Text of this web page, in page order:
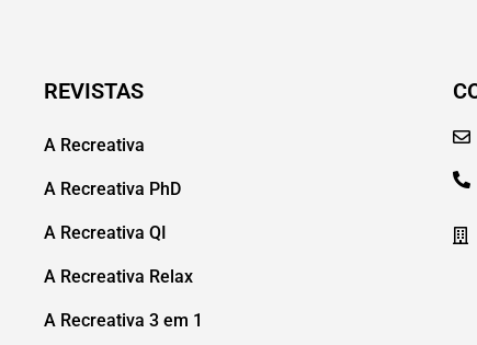
REVISTAS
A Recreativa
A Recreativa PhD
A Recreativa QI
A Recreativa Relax
A Recreativa 3 em 1